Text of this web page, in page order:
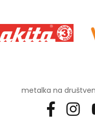
metalka na